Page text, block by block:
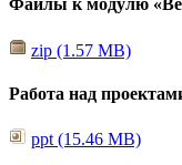
Файлы к модулю
zip (1.57 MB)
Работа над
ppt (15.46 MB)